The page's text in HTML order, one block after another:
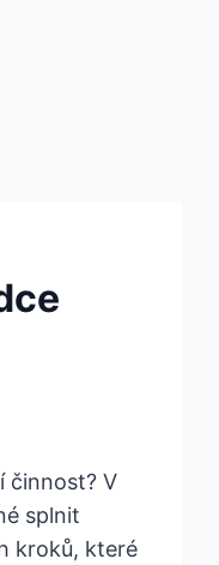
činnost? V
splnit
kroků, které